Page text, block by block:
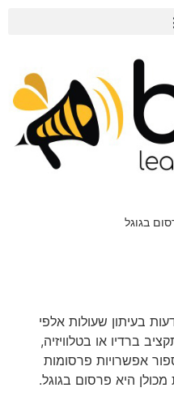
בגוגל
בעיתון שעולות אלפי
ברדיו או בטלוויזיה,
אפשרויות פרסומות
מכולן היא פרסום בגוגל.